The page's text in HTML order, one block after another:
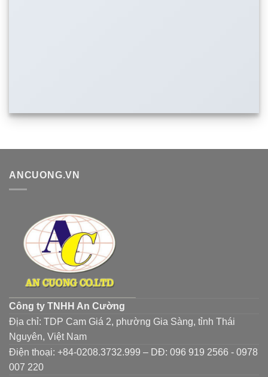
ANCUONG.VN
Công ty TNHH An Cường
Địa chỉ: TDP Cam Giá 2, phường Gia Sàng, tỉnh Thái
Nguyên, Việt Nam
Điện thoại: +84-0208.3732.999 – DĐ: 096 919 2566 - 0978
007 220